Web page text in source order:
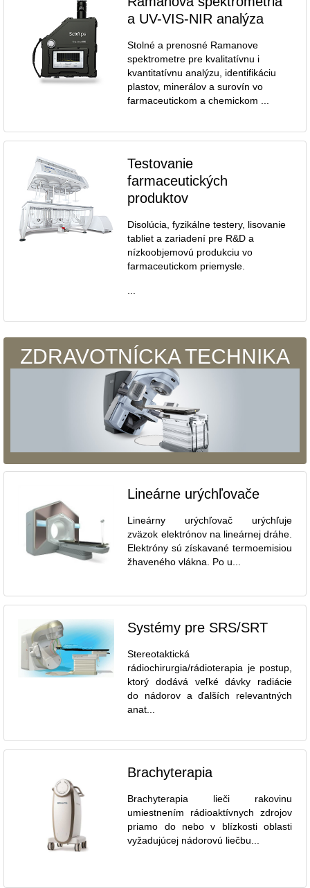
a UV-VIS-NIR analýza
Stolné a prenosné Ramanove
spektrometre pre kvalitatívnu i
kvantitatívnu analýzu, identifikáciu
plastov, minerálov a surovín vo
farmaceutickom a chemickom ...
Testovanie
farmaceutických
produktov
Disolúcia, fyzikálne testery, lisovanie
tabliet a zariadení pre R&D a
nízkoobjemovú produkciu vo
farmaceutickom priemysle.
...
ZDRAVOTNÍCKA TECHNIKA
Lineárne urýchľovače
Lineárny urýchľovač urýchľuje
zväzok elektrónov na lineárnej dráhe.
Elektróny sú získavané termoemisiou
žhaveného vlákna. Po u...
Systémy pre SRS/SRT
Stereotaktická
rádiochirurgia/rádioterapia je postup,
ktorý dodává veľké dávky radiácie
do nádorov a ďalších relevantných
anat...
Brachyterapia
Brachyterapia lieči rakovinu
umiestnením rádioaktívnych zdrojov
priamo do nebo v blízkosti oblasti
vyžadujúcej nádorovú liečbu...